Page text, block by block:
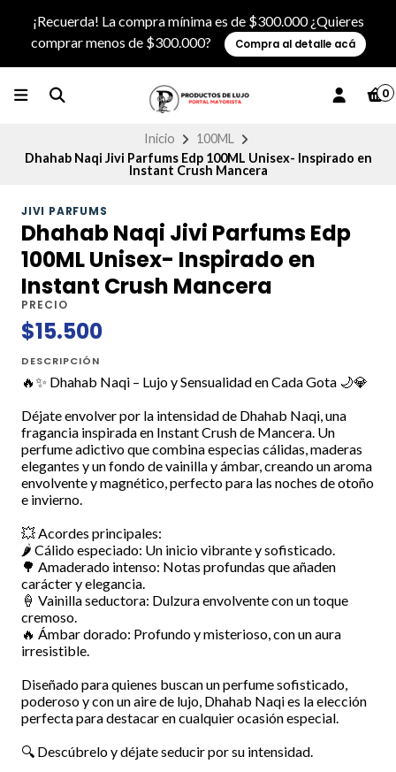
¡Recuerda! La compra mínima es de $300.000 ¿Quieres
comprar menos de $300.000?
Compra al detalle acá
0
Inicio
100ML
Dhahab Naqi Jivi Parfums Edp 100ML Unisex- Inspirado en
Instant Crush Mancera
JIVI PARFUMS
Dhahab Naqi Jivi Parfums Edp
100ML Unisex- Inspirado en
Instant Crush Mancera
PRECIO
$15.500
DESCRIPCIÓN
🔥✨ Dhahab Naqi – Lujo y Sensualidad en Cada Gota 🌙💎
Déjate envolver por la intensidad de Dhahab Naqi, una
fragancia inspirada en Instant Crush de Mancera. Un
perfume adictivo que combina especias cálidas, maderas
elegantes y un fondo de vainilla y ámbar, creando un aroma
envolvente y magnético, perfecto para las noches de otoño
e invierno.
💥 Acordes principales:
🌶️ Cálido especiado: Un inicio vibrante y sofisticado.
🌳 Amaderado intenso: Notas profundas que añaden
carácter y elegancia.
🍦 Vainilla seductora: Dulzura envolvente con un toque
cremoso.
🔥 Ámbar dorado: Profundo y misterioso, con un aura
irresistible.
Diseñado para quienes buscan un perfume sofisticado,
poderoso y con un aire de lujo, Dhahab Naqi es la elección
perfecta para destacar en cualquier ocasión especial.
🔍 Descúbrelo y déjate seducir por su intensidad.